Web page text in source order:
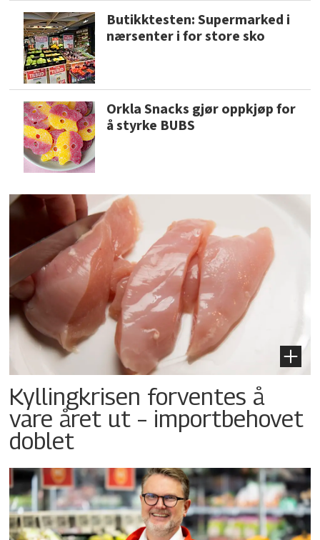
Butikktesten: Supermarked i
nærsenter i for store sko
Orkla Snacks gjør oppkjøp for
å styrke BUBS
Kyllingkrisen forventes å
vare året ut – importbehovet
doblet